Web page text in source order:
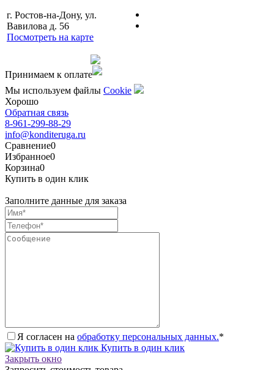
г. Ростов-на-Дону, ул.
Вавилова д. 56
Посмотреть на карте
Принимаем к оплате
Мы используем файлы Сookie
Хорошо
Обратная связь
8-961-299-88-29
info@konditeruga.ru
Сравнение0
Избранное0
Корзина0
Купить в один клик
Заполните данные для заказа
Я согласен на обработку персональных данных.*
Купить в один клик
Закрыть окно